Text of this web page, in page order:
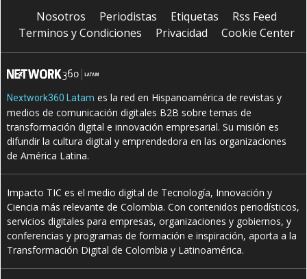
Nosotros Periodistas Etiquetas
Rss Feed
Terminos y Condiciones
Privacidad Cookie Center
Nextwork360 Latam es la red en Hispanoamérica de revistas y
medios de comunicación digitales B2B sobre temas de
transformación digital e innovación empresarial. Su misión es
difundir la cultura digital y emprendedora en las organizaciones
de América Latina.
Impacto TIC es el medio digital de Tecnología, Innovación y
Ciencia más relevante de Colombia. Con contenidos periodísticos,
servicios digitales para empresas, organizaciones y gobiernos, y
conferencias y programas de formación e inspiración, aporta a la
Transformación Digital de Colombia y Latinoamérica.